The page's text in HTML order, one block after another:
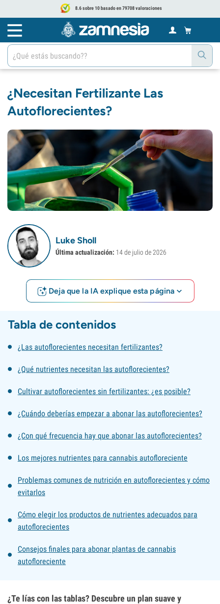
8.6 sobre 10 basado en 79708 valoraciones
¿Necesitan Fertilizante Las
Autoflorecientes?
Luke Sholl
Última actualización: 14 de julio de 2026
Deja que la IA explique esta página
Tabla de contenidos
¿Las autoflorecientes necesitan fertilizantes?
¿Qué nutrientes necesitan las autoflorecientes?
Cultivar autoflorecientes sin fertilizantes: ¿es posible?
¿Cuándo deberías empezar a abonar las autoflorecientes?
¿Con qué frecuencia hay que abonar las autoflorecientes?
Los mejores nutrientes para cannabis autofloreciente
Problemas comunes de nutrición en autoflorecientes y cómo
evitarlos
Cómo elegir los productos de nutrientes adecuados para
autoflorecientes
Consejos finales para abonar plantas de cannabis
autofloreciente
¿Te lías con las tablas? Descubre un plan suave y